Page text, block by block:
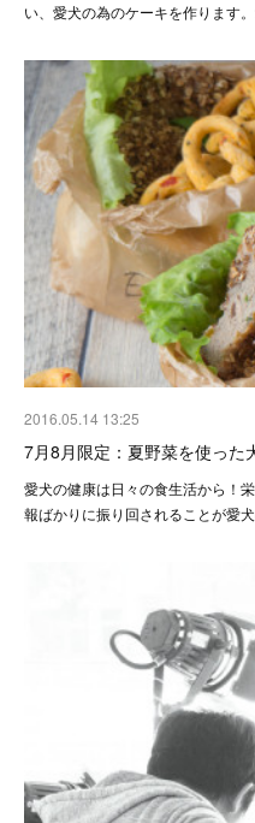
い、愛犬の為のケーキを作ります
2016.05.14 13:25
7月8月限定：夏野菜を使った
愛犬の健康は日々の食生活から！
報ばかりに振り回されることが愛